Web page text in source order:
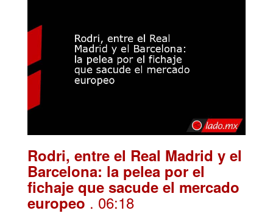
Rodri, entre el Real Madrid y el
Barcelona: la pelea por el
fichaje que sacude el mercado
europeo . 06:18